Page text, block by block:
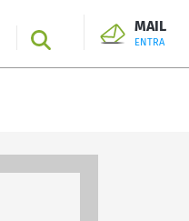
SEARCH
MAIL
ENTRA